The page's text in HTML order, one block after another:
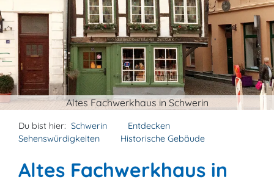
Altes Fachwerkhaus in Schwerin
Du bist hier: Schwerin
Entdecken
Sehenswürdigkeiten
Historische Gebäude
Altes Fachwerkhaus in